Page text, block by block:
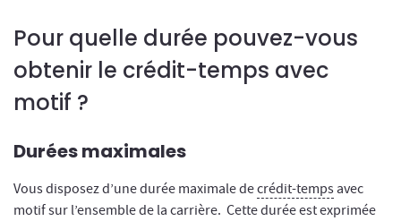
Pour quelle durée pouvez-vous
obtenir le crédit-temps avec
motif ?
Durées maximales
Vous disposez d’une durée maximale decrédit-temps avec
motif sur l’ensemble de la carrière. Cette durée est exprimée